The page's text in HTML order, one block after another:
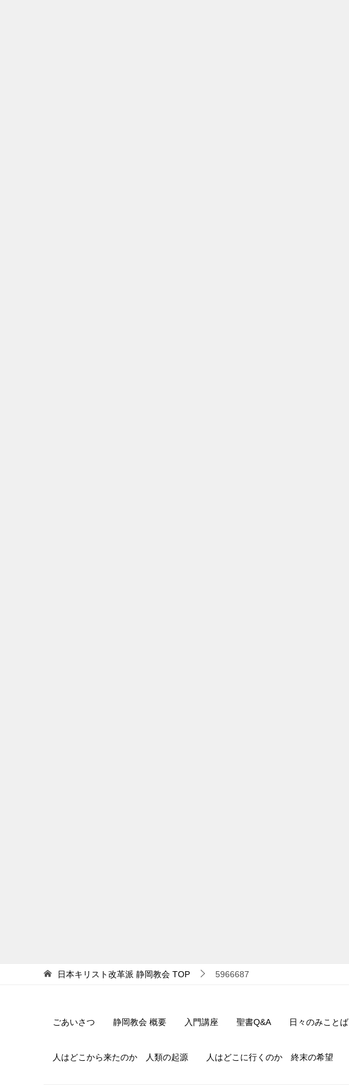
日本キリスト改革派 静岡教会 TOP 5966687
ごあいさつ 静岡教会 概要 入門講座 聖書Q&A 日々のみことば
人はどこから来たのか 人類の起源 人はどこに行くのか 終末の希望